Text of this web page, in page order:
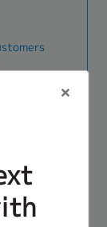
บ
วข้อง
กรรม
ะ
ณ์
ธุรกิจ
ะการ
ๆ ตาม
on
ID:76268